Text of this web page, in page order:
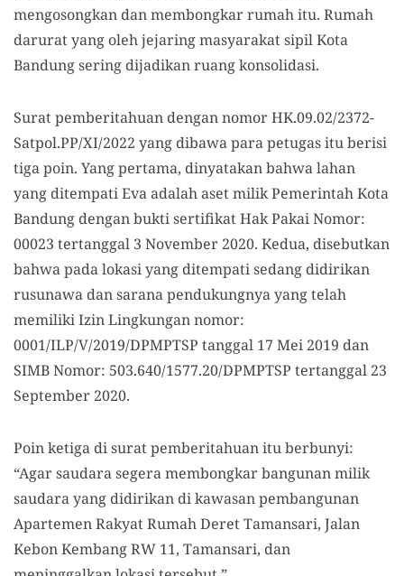
mengosongkan dan membongkar rumah itu. Rumah
darurat yang oleh jejaring masyarakat sipil Kota
Bandung sering dijadikan ruang konsolidasi.
Surat pemberitahuan dengan nomor HK.09.02/2372-
Satpol.PP/XI/2022 yang dibawa para petugas itu berisi
tiga poin. Yang pertama, dinyatakan bahwa lahan
yang ditempati Eva adalah aset milik Pemerintah Kota
Bandung dengan bukti sertifikat Hak Pakai Nomor:
00023 tertanggal 3 November 2020. Kedua, disebutkan
bahwa pada lokasi yang ditempati sedang didirikan
rusunawa dan sarana pendukungnya yang telah
memiliki Izin Lingkungan nomor:
0001/ILP/V/2019/DPMPTSP tanggal 17 Mei 2019 dan
SIMB Nomor: 503.640/1577.20/DPMPTSP tertanggal 23
September 2020.
Poin ketiga di surat pemberitahuan itu berbunyi:
“Agar saudara segera membongkar bangunan milik
saudara yang didirikan di kawasan pembangunan
Apartemen Rakyat Rumah Deret Tamansari, Jalan
Kebon Kembang RW 11, Tamansari, dan